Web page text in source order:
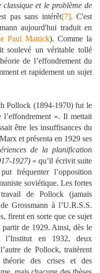
et le problème de
pas sans intérêt[7]. C'est
aujourd'hui traduit en
Paul Mattick). Comme la
soulevé un véritable tollé
de l’effondrement du
et rapidement un sujet
Pollock (1894-1970) fut le
l’effondrement ». Il mettait
être les insuffisances du
et présenta en 1929 ses
de la planification
1927) » qu’il écrivit suite
fréquenter l’opposition
soviétique. Les fortes
de Pollock (jamais
Grossmann à l’U.R.S.S.
firent en sorte que ce sujet
partir de 1929. Ainsi, dès le
en 1932, deux
de Pollock, traitèrent
des crises et des